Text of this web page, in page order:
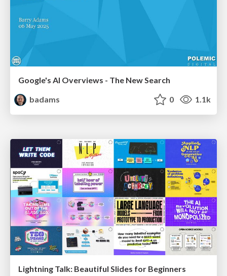
Google's AI Overviews - The New Search
badams
0 1.1k
Lightning Talk: Beautiful Slides for Beginners